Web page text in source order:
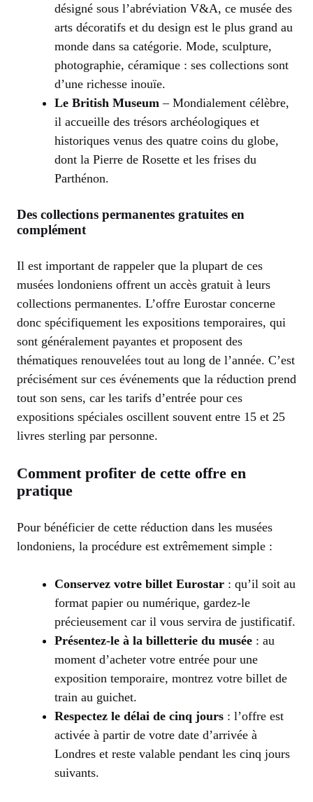
désigné sous l’abréviation V&A, ce musée des
arts décoratifs et du design est le plus grand au
monde dans sa catégorie. Mode, sculpture,
photographie, céramique : ses collections sont
d’une richesse inouïe.
Le British Museum – Mondialement célèbre,
il accueille des trésors archéologiques et
historiques venus des quatre coins du globe,
dont la Pierre de Rosette et les frises du
Parthénon.
Des collections permanentes gratuites en
complément
Il est important de rappeler que la plupart de ces
musées londoniens offrent un accès gratuit à leurs
collections permanentes. L’offre Eurostar concerne
donc spécifiquement les expositions temporaires, qui
sont généralement payantes et proposent des
thématiques renouvelées tout au long de l’année. C’est
précisément sur ces événements que la réduction prend
tout son sens, car les tarifs d’entrée pour ces
expositions spéciales oscillent souvent entre 15 et 25
livres sterling par personne.
Comment profiter de cette offre en
pratique
Pour bénéficier de cette réduction dans les musées
londoniens, la procédure est extrêmement simple :
Conservez votre billet Eurostar : qu’il soit au
format papier ou numérique, gardez-le
précieusement car il vous servira de justificatif.
Présentez-le à la billetterie du musée : au
moment d’acheter votre entrée pour une
exposition temporaire, montrez votre billet de
train au guichet.
Respectez le délai de cinq jours : l’offre est
activée à partir de votre date d’arrivée à
Londres et reste valable pendant les cinq jours
suivants.